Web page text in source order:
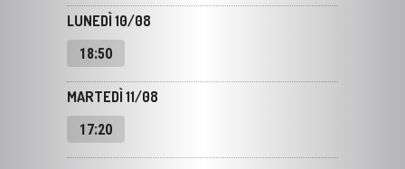
18:50
MARTEDÌ 11/08
17:20